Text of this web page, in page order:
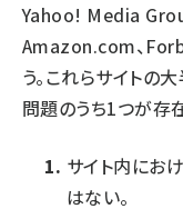
Yahoo! Media
Amazon.com、
う。これらサイトの
問題のうち1つが存
サイト内にお
はない。